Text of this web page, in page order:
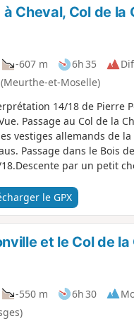
à Cheval, Col de
-607 m 6h 35
et-Moselle)
14/18 de Pierre
Passage au Col de la
vestiges allemands de
Passage dans le Bois
par un petit
le Rocher de l'Arche et
le GPX
et le Col de
-550 m 6h 30